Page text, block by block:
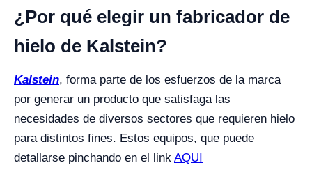
¿Por qué elegir un fabricador de
hielo de Kalstein?
Kalstein, forma parte de los esfuerzos de la marca
por generar un producto que satisfaga las
necesidades de diversos sectores que requieren hielo
para distintos fines. Estos equipos, que puede
detallarse pinchando en el link AQUI